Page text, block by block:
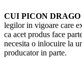
CUI PICON DRAGO
legilor in vigoare care
ca acet produs face
necesita o inlocuire la
producator in parte.